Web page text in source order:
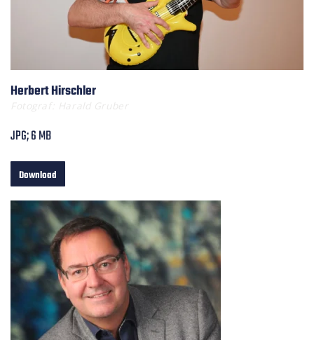
Herbert Hirschler
Fotograf: Harald Gruber
JPG; 6 MB
Download